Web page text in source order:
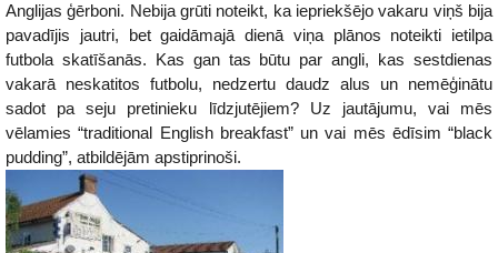
Anglijas ģērboni. Nebija grūti noteikt, ka iepriekšējo vakaru viņš bija
pavadījis jautri, bet gaidāmajā dienā viņa plānos noteikti ietilpa
futbola skatīšanās. Kas gan tas būtu par angli, kas sestdienas
vakarā neskatitos futbolu, nedzertu daudz alus un nemēģinātu
sadot pa seju pretinieku līdzjutējiem? Uz jautājumu, vai mēs
vēlamies “traditional English breakfast” un vai mēs ēdīsim “black
pudding”, atbildējām apstiprinoši.